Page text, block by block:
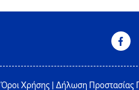
Όροι Χρήσης Δήλωση Προστασίας